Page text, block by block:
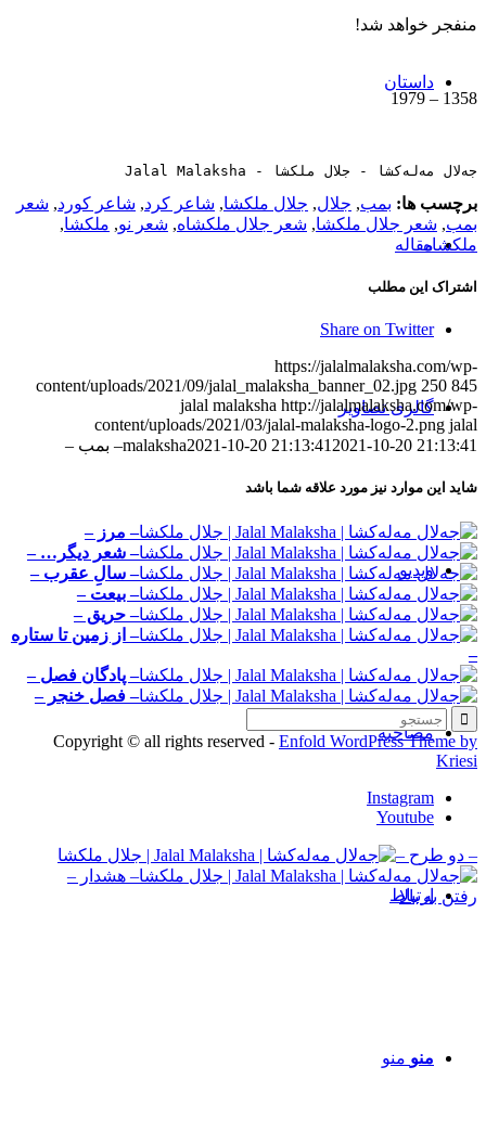
داستان
مقاله‌
گالری تصاویر
ویدیو
مصاحبه‌
ارتباط
منو منو
منفجر خواهد شد!
1358 – 1979
جەلال مەلەکشا - جلال ملکشا - Jalal Malaksha
برچسب ها: بمب, جلال, جلال ملکشا, شاعر کرد, شاعر کورد, شعر
بمب, شعر جلال ملکشا, شعر جلال ملکشاه, شعر نو, ملکشا,
ملکشاه
اشتراک این مطلب
Share on Twitter
https://jalalmalaksha.com/wp-
content/uploads/2021/09/jalal_malaksha_banner_02.jpg 250 845
jalal malaksha http://jalalmalaksha.com/wp-
content/uploads/2021/03/jalal-malaksha-logo-2.png jalal
malaksha2021-10-20 21:13:41 2021-10-20 21:13:41 – بمب –
شاید این موارد نیز مورد علاقه شما باشد
– مرز –
– شعر دیگر… –
– سالِ عقرب –
– بیعت –
– حریق –
– از زمین تا ستاره
–
– پادگان فصل –
– فصل خنجر –
Copyright © all rights reserved - Enfold WordPress Theme by
Kriesi
Instagram
Youtube
– دو طرح –
– هشدار –
رفتن به بالا